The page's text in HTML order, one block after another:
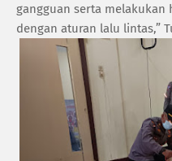
gangguan serta melakukan
dengan aturan lalu lintas,”